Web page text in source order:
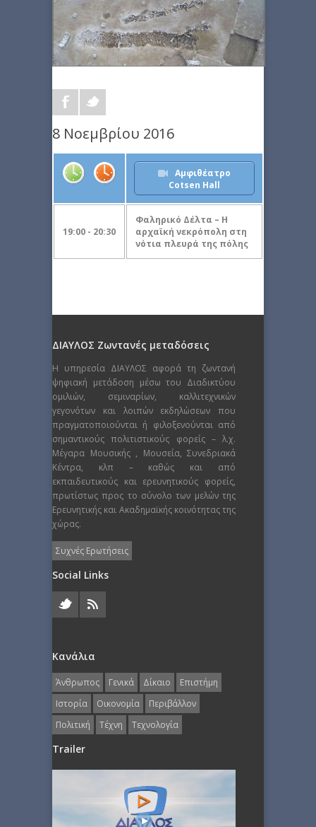
8 Νοεμβρίου 2016
Αμφιθέατρο
Cotsen Hall
19:00 - 20:30
Φαληρικό Δέλτα – Η
αρχαϊκή νεκρόπολη στη
νότια πλευρά της πόλης
ΔΙΑΥΛΟΣ Ζωντανές μεταδόσεις
Η υπηρεσία ΔΙΑΥΛΟΣ αφορά τη ζωντανή
ψηφιακή μετάδοση μέσω του Διαδικτύου
ομιλιών, σεμιναρίων, καλλιτεχνικών
γεγονότων και λοιπών εκδηλώσεων που
πραγματοποιούνται ή φιλοξενούνται από
σημαντικούς πολιτιστικούς φορείς – λ.χ.
Μέγαρα Μουσικής , Μουσεία, Συνεδριακά
Κέντρα, κλπ – καθώς και από
εκπαιδευτικούς και ερευνητικούς φορείς,
πρωτίστως προς το σύνολο των μελών της
Ερευνητικής και Ακαδημαϊκής κοινότητας της
χώρας.
Συχνές Ερωτήσεις
Social Links
Κανάλια
Άνθρωπος Γενικά Δίκαιο
Επιστήμη
Ιστορία
Οικονομία
Περιβάλλον
Πολιτική
Τέχνη Τεχνολογία
Trailer